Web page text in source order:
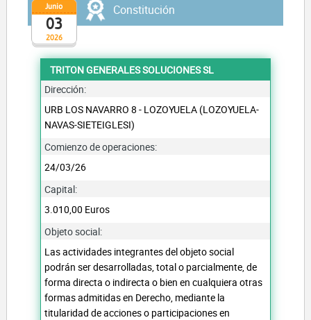
2026
Junio
03
Constitución
TRITON GENERALES SOLUCIONES SL
Dirección:
URB LOS NAVARRO 8 - LOZOYUELA (LOZOYUELA-
NAVAS-SIETEIGLESI)
Comienzo de operaciones:
24/03/26
Capital:
3.010,00 Euros
Objeto social:
Las actividades integrantes del objeto social
podrán ser desarrolladas, total o parcialmente, de
forma directa o indirecta o bien en cualquiera otras
formas admitidas en Derecho, mediante la
titularidad de acciones o participaciones en